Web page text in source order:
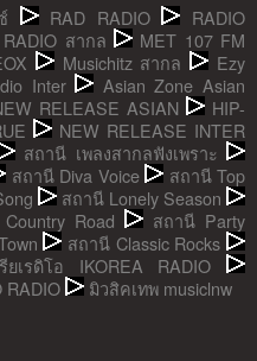
RAD RADIO
RADIO
สากล
MET 107 FM
Musichitz สากล
Ezy
Inter
Asian Zone Asian
RELEASE ASIAN
HIP-
NEW RELEASE INTER
สถานี เพลงสากลฟังเพราะ
สถานี Diva Voice
สถานี Top
สถานี Lonely Season
Road
สถานี Party
สถานี Classic Rocks
ยเรดิโอ IKOREA RADIO
RADIO มิวสิคเทพ musiclnw